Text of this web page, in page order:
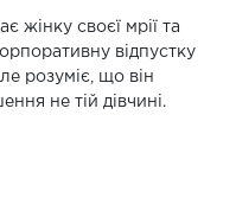
жінку своєї мрії та
відпустку
розуміє, що він
не тій дівчині.